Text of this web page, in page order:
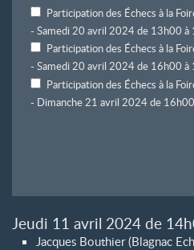
Participation des Échecs à la
- Samedi 20 avril 2024 de 13h00 à
Participation des Échecs à la
- Samedi 20 avril 2024 de 16h00 à
Participation des Échecs à la
- Dimanche 21 avril 2024 de
Jeudi 11 avril 2024 de
Jacques Bouthier (Blagnac